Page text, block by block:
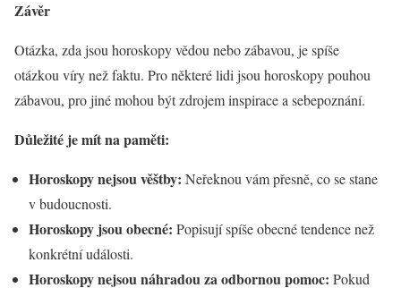
Závěr
Otázka, zda jsou horoskopy vědou nebo zábavou, je spíše
otázkou víry než faktu. Pro některé lidi jsou horoskopy pouhou
zábavou, pro jiné mohou být zdrojem inspirace a sebepoznání.
Důležité je mít na paměti:
Horoskopy nejsou věštby: Neřeknou vám přesně, co se stane
v budoucnosti.
Horoskopy jsou obecné: Popisují spíše obecné tendence než
konkrétní události.
Horoskopy nejsou náhradou za odbornou pomoc: Pokud